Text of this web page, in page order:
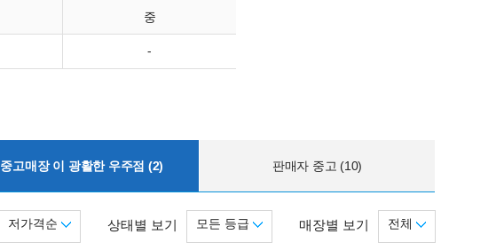
중
-
중고매장 이 광활한 우주점 (2) 판매자 중고 (10)
매장별 보기 전체
상태별 보기 모든 등급
저가격순